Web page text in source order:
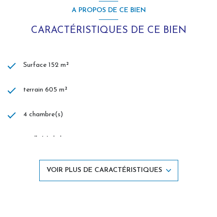
RSAC 442518312
RCP Allianz
A PROPOS DE CE BIEN
CARACTÉRISTIQUES DE CE BIEN
Surface 152 m²
terrain 605 m²
4 chambre(s)
1 salle(s) de bain
VOIR PLUS DE CARACTÉRISTIQUES